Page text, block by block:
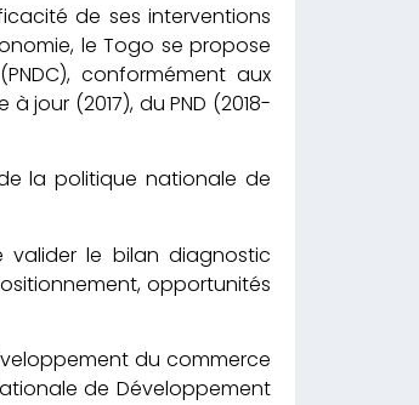
de ses interventions
le Togo se propose
conformément aux
jour (2017), du PND (2018-
la politique nationale de
valider le bilan diagnostic
opportunités
du commerce
de Développement